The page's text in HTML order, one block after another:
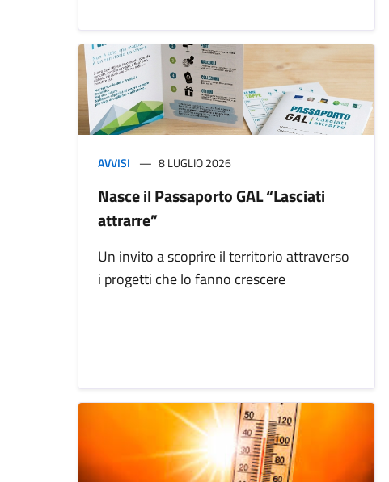
AVVISI 8 LUGLIO 2026
Nasce il Passaporto GAL “Lasciati
attrarre”
Un invito a scoprire il territorio attraverso
i progetti che lo fanno crescere